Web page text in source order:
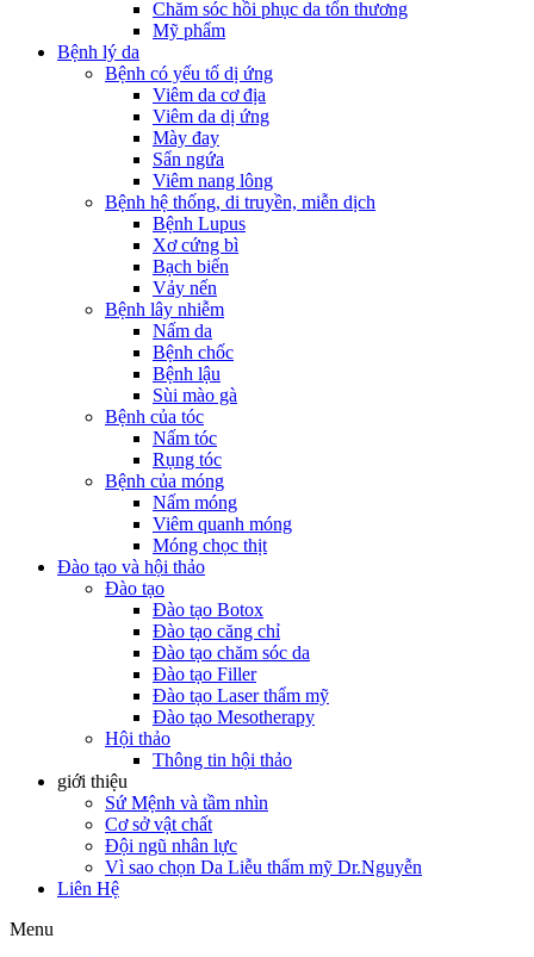
Chăm sóc hồi phục da tổn thương
Mỹ phẩm
Bệnh lý da
Bệnh có yếu tố dị ứng
Viêm da cơ địa
Viêm da dị ứng
Mày đay
Sẩn ngứa
Viêm nang lông
Bệnh hệ thống, di truyền, miễn dịch
Bệnh Lupus
Xơ cứng bì
Bạch biến
Vảy nến
Bệnh lây nhiễm
Nấm da
Bệnh chốc
Bệnh lậu
Sùi mào gà
Bệnh của tóc
Nấm tóc
Rụng tóc
Bệnh của móng
Nấm móng
Viêm quanh móng
Móng chọc thịt
Đào tạo và hội thảo
Đào tạo
Đào tạo Botox
Đào tạo căng chỉ
Đào tạo chăm sóc da
Đào tạo Filler
Đào tạo Laser thẩm mỹ
Đào tạo Mesotherapy
Hội thảo
Thông tin hội thảo
giới thiệu
Sứ Mệnh và tầm nhìn
Cơ sở vật chất
Đội ngũ nhân lực
Vì sao chọn Da Liễu thẩm mỹ Dr.Nguyễn
Liên Hệ
Menu